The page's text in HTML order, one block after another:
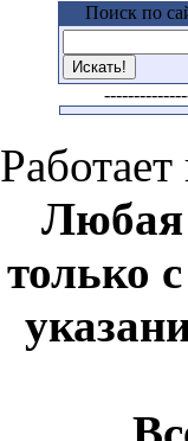
Поиск по
Любая
только с